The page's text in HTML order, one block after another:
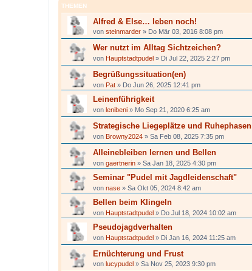
THEMEN
Alfred & Else… leben noch!
von steinmarder » Do Mär 03, 2016 8:08 pm
Wer nutzt im Alltag Sichtzeichen?
von Hauptstadtpudel » Di Jul 22, 2025 2:27 pm
Begrüßungssituation(en)
von Pat » Do Jun 26, 2025 12:41 pm
Leinenführigkeit
von lenibeni » Mo Sep 21, 2020 6:25 am
Strategische Liegeplätze und Ruhephasen
von Browny2024 » Sa Feb 08, 2025 7:35 pm
Alleinebleiben lernen und Bellen
von gaertnerin » Sa Jan 18, 2025 4:30 pm
Seminar "Pudel mit Jagdleidenschaft"
von nase » Sa Okt 05, 2024 8:42 am
Bellen beim Klingeln
von Hauptstadtpudel » Do Jul 18, 2024 10:02 am
Pseudojagdverhalten
von Hauptstadtpudel » Di Jan 16, 2024 11:25 am
Ernüchterung und Frust
von lucypudel » Sa Nov 25, 2023 9:30 pm